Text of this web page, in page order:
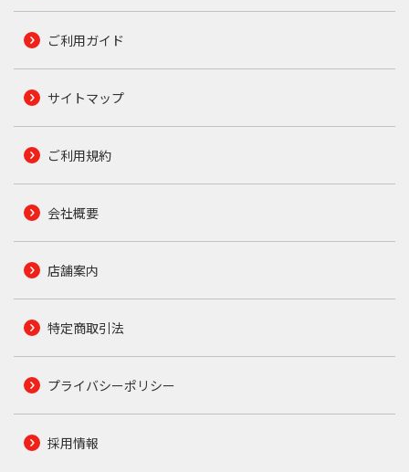
ご利用ガイド
サイトマップ
ご利用規約
会社概要
店舗案内
特定商取引法
プライバシーポリシー
採用情報